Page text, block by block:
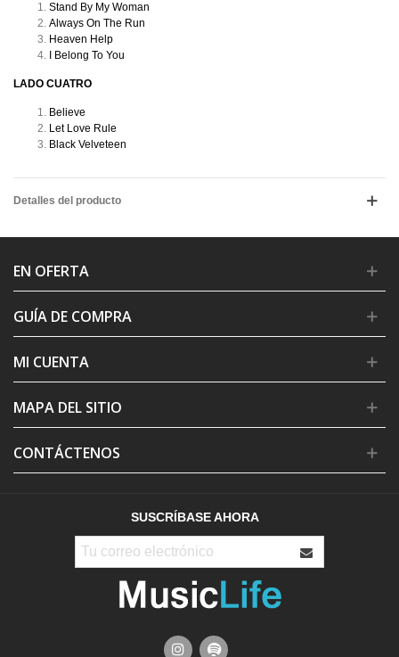
Stand By My Woman
Always On The Run
Heaven Help
I Belong To You
LADO CUATRO
Believe
Let Love Rule
Black Velveteen
Detalles del producto
EN OFERTA
GUÍA DE COMPRA
MI CUENTA
MAPA DEL SITIO
CONTÁCTENOS
SUSCRÍBASE AHORA